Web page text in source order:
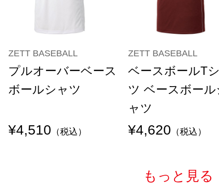
ZETT BASEBALL
プルオーバーベース
ボールシャツ
¥4,510 （税込）
ZETT BASEBALL
ベースボールT
ツ ベースボール
ャツ
¥4,620 （税込）
もっと見る